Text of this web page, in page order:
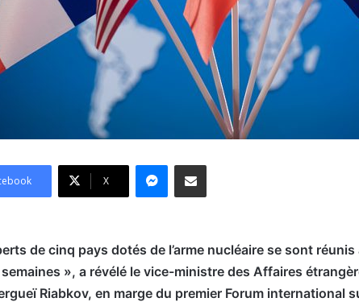
X
de cinq pays dotés de l’arme nucléaire se sont réunis
», a révélé le vice-ministre des Affaires
Riabkov, en marge du premier Forum international